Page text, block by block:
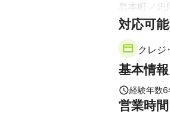
MIZUNO
HUMMEL
アピールポ
人物撮影が得
スタジオも
島本町
忠
河内長野市
【奈良県
平群町 生
大和郡山市
橿原市
天
吉野町
下
対応可
クレジ
基本情報
経験年数6
営業時間